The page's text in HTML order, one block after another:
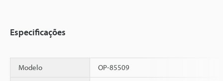
Especificações
Modelo OP-85509